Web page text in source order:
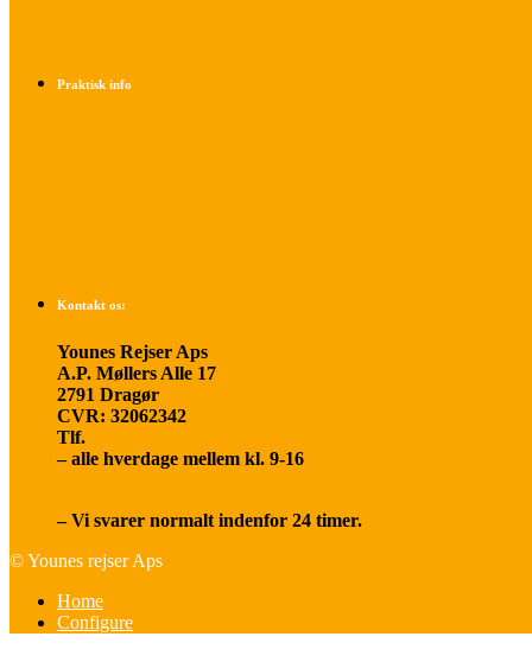
Praktisk info
Kontakt os:
Younes Rejser Aps
A.P. Møllers Alle 17
2791 Dragør
CVR: 32062342
Tlf.
– alle hverdage mellem kl. 9-16
– Vi svarer normalt indenfor 24 timer.
© Younes rejser Aps
Home
Configure